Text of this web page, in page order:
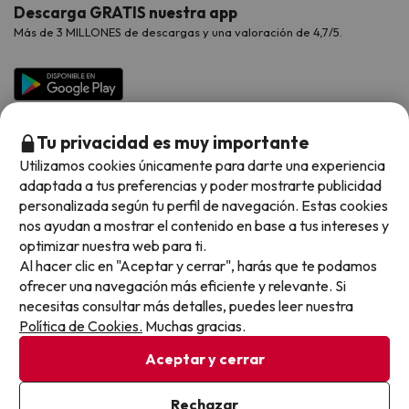
Viajes para grupos
Hoteles Galicia
Hoteles Salou
Chollos con Todo Incluido
Chollos en la playa
Hoteles con toboganes
Selección de la Newsletter
Los favoritos de nuestros clientes
Vacaciones en Agosto
Vacaciones en Octubre
Vacaciones en Noviembre
Preguntas frecuentes
Descarga GRATIS nuestra app
Más de 3 MILLONES de descargas y una valoración de 4,7/5.
Métodos de pago disponibles
Condiciones generales
Política de cookies
Tu privacidad es muy importante
Utilizamos cookies únicamente para darte una experiencia
adaptada a tus preferencias y poder mostrarte publicidad
personalizada según tu perfil de navegación. Estas cookies
nos ayudan a mostrar el contenido en base a tus intereses y
optimizar nuestra web para ti.
Al hacer clic en "Aceptar y cerrar", harás que te podamos
ofrecer una navegación más eficiente y relevante. Si
necesitas consultar más detalles, puedes leer nuestra
Política de Cookies. Muchas gracias.
Aceptar y cerrar
Rechazar